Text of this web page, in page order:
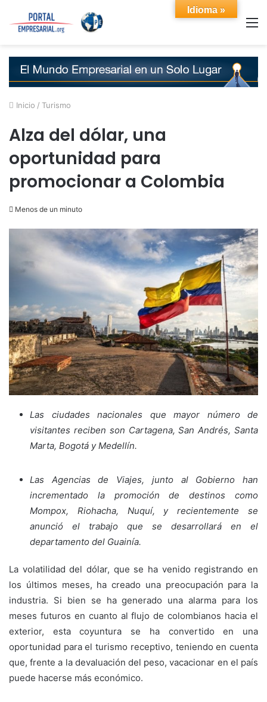
Inicio / Turismo
Alza del dólar, una
oportunidad para
promocionar a Colombia
Menos de un minuto
Las ciudades nacionales que mayor número de
visitantes reciben son Cartagena, San Andrés, Santa
Marta, Bogotá y Medellín.
Las Agencias de Viajes, junto al Gobierno han
incrementado la promoción de destinos como
Mompox, Riohacha, Nuquí, y recientemente se
anunció el trabajo que se desarrollará en el
departamento del Guainía.
La volatilidad del dólar, que se ha venido registrando en
los últimos meses, ha creado una preocupación para la
industria. Si bien se ha generado una alarma para los
meses futuros en cuanto al flujo de colombianos hacia el
exterior, esta coyuntura se ha convertido en una
oportunidad para el turismo receptivo, teniendo en cuenta
que, frente a la devaluación del peso, vacacionar en el país
puede hacerse más económico.
Idioma »